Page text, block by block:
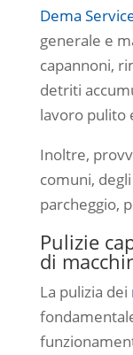
Dema
generale e
capannoni,
detriti
lavoro pulito
Inoltre,
comuni,
parcheggio,
Pulizie
di
La pulizia dei